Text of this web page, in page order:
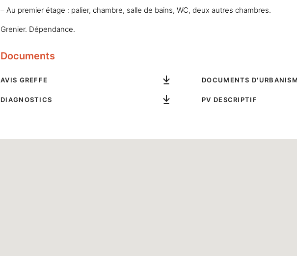
– Au premier étage : palier, chambre, salle de bains, WC, deux autres chambres.
Grenier. Dépendance.
Documents
AVIS GREFFE
DIAGNOSTICS
DOCUMENTS
PV DESCRIPTIF